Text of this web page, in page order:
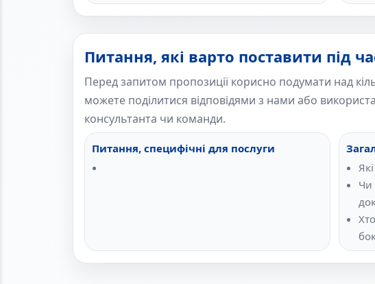
Питання, які варто поставити під
Перед запитом пропозиції корисно подумати над
можете поділитися відповідями з нами або
консультанта чи команди.
Питання, специфічні для послуги
Чи